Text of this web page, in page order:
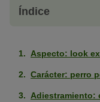
Índice
Aspecto: look
Carácter: perro
Adiestramiento: